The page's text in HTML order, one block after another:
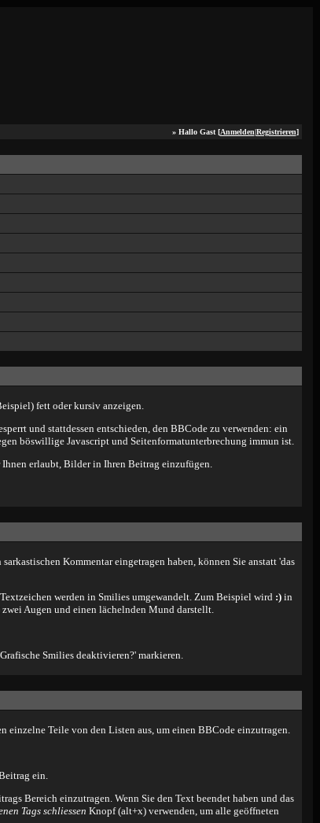
» Hallo Gast [Anmelden|Registrieren]
fett oder kursiv anzeigen.
und stattdessen entschieden, den BBCode zu verwenden: ein
böswillige Javascript und Seitenformatunterbrechung immun ist.
erlaubt, Bilder in Ihren Beitrag einzufügen.
Kommentar eingetragen haben, können Sie anstatt 'das
werden in Smilies umgewandelt. Zum Beispiel wird :)in
zwei Augen und einen lächelnden Mund darstellt.
Smilies deaktivieren?' markieren.
einzelne Teile von den Listen aus, um einen BBCode einzutragen.
ein.
Bereich einzutragen. Wenn Sie den Text beendet haben und das
Tags schliessen Knopf (alt+x) verwenden, um alle geöffneten